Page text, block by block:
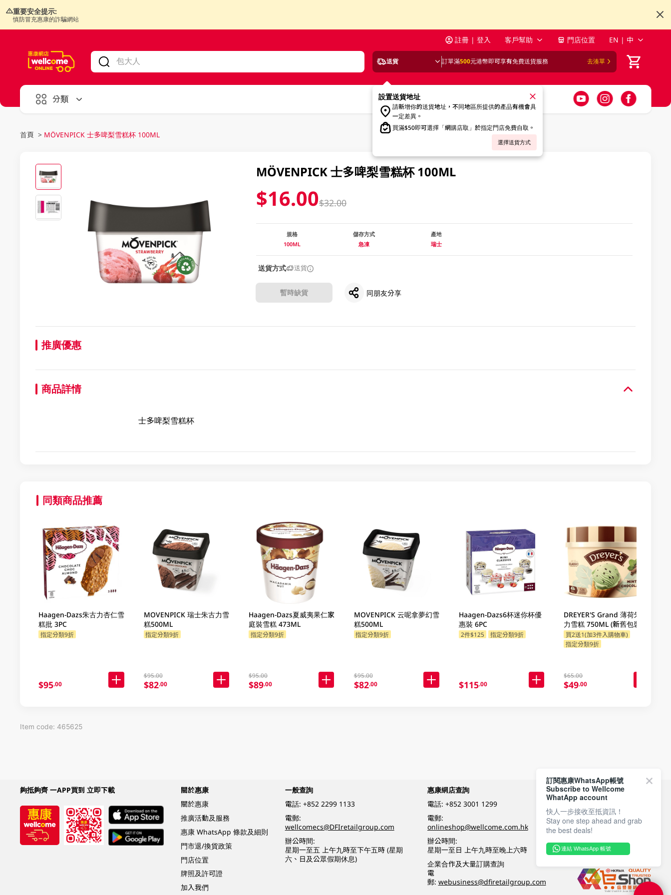
重要安全提示:
慎防冒充惠康的詐騙網站
註冊 | 登入 客戶幫助 門店位置 EN | 中
送貨 訂單滿500元港幣即可享有免費送貨服務 去湊單
設置送貨地址
請新增你的送貨地址，不同地區所提供的產品有機會具
一定差異。
買滿$50即可選擇「網購店取」於指定門店免費自取。
選擇送貨方式
分類
首頁 > MÖVENPICK 士多啤梨雪糕杯 100ML
MÖVENPICK 士多啤梨雪糕杯 100ML
$16.00$32.00
規格
100ML
儲存方式
急凍
產地
瑞士
送貨方式 送貨
暫時缺貨 同朋友分享
推廣優惠
商品詳情
士多啤梨雪糕杯
同類商品推薦
Haagen-Dazs朱古力杏仁雪
糕批 3PC
指定分類9折
$95.00
MOVENPICK 瑞士朱古力雪
糕500ML
指定分類9折
$95.00
$82.00
Haagen-Dazs夏威夷果仁家
庭裝雪糕 473ML
指定分類9折
$95.00
$89.00
MOVENPICK 云呢拿夢幻雪
糕500ML
指定分類9折
$95.00
$82.00
Haagen-Dazs6杯迷你杯優
惠裝 6PC
2件$125 指定分類9折
$115.00
DREYER'S Grand 薄荷朱古
力雪糕 750ML (新舊包裝隨
機發貨)
買2送1(加3件入購物車)
指定分類9折
$65.00
$49.00
Item code: 465625
夠抵夠齊 一APP買到 立即下載
關於惠康
關於惠康
推廣活動及服務
惠康 WhatsApp 條款及細則
門市退/換貨政策
門店位置
牌照及許可證
加入我們
一般查詢
電話: +852 2299 1133
電郵:
wellcomecs@DFIretailgroup.com
辦公時間:
星期一至五 上午九時至下午五時 (星期
六、日及公眾假期休息)
惠康網店查詢
電話: +852 3001 1299
電郵:
onlineshop@wellcome.com.hk
辦公時間:
星期一至日 上午九時至晚上六時
企業合作及大量訂購查詢
電
郵: webusiness@dfiretailgroup.com
付款方式
關注我們
訂閱惠康WhatsApp帳號
Subscribe to Wellcome
WhatApp account
快人一步接收至抵資訊！
Stay one step ahead and grab
the best deals!
連結 WhatsApp 帳號